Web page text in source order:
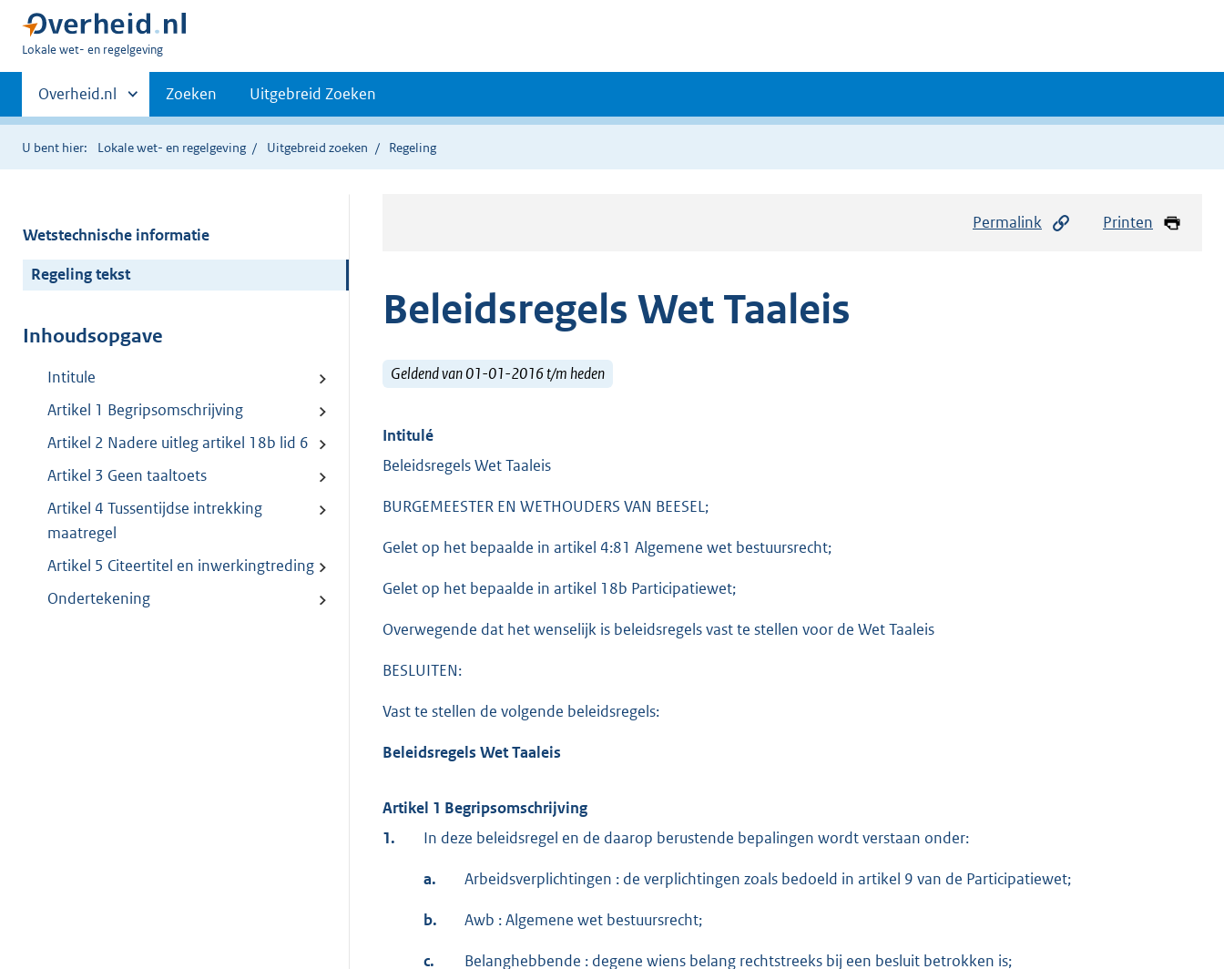
U
hier:
Lokale wet- en regelgeving
Primaire
navigatie
Andere
sites
binnen
Overheid.nl Zoeken Uitgebreid Zoeken
U bent hier: Lokale wet- en regelgeving Uitgebreid zoeken Regeling
Wetstechnische informatie
Regeling tekst
Inhoudsopgave
Intitule
Artikel 1 Begripsomschrijving
Artikel 2 Nadere uitleg artikel 18b lid 6
Artikel 3 Geen taaltoets
Artikel 4 Tussentijdse intrekking
maatregel
Artikel 5 Citeertitel en inwerkingtreding
Ondertekening
Permalink Printen
Beleidsregels Wet Taaleis
Geldend van 01-01-2016 t/m heden
Intitulé
Beleidsregels Wet Taaleis
BURGEMEESTER EN WETHOUDERS VAN BEESEL;
Gelet op het bepaalde in artikel 4:81 Algemene wet bestuursrecht;
Gelet op het bepaalde in artikel 18b Participatiewet;
Overwegende dat het wenselijk is beleidsregels vast te stellen voor de Wet Taaleis
BESLUITEN:
Vast te stellen de volgende beleidsregels:
Beleidsregels Wet Taaleis
Artikel 1 Begripsomschrijving
1.
In deze beleidsregel en de daarop berustende bepalingen wordt verstaan onder:
a. Arbeidsverplichtingen : de verplichtingen zoals bedoeld in artikel 9 van de Participatiewet;
b. Awb : Algemene wet bestuursrecht;
c. Belanghebbende : degene wiens belang rechtstreeks bij een besluit betrokken is;